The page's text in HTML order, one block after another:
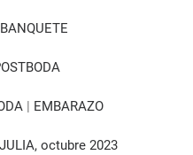
BANQUETE
| EMBARAZO
JULIA, octubre 2023